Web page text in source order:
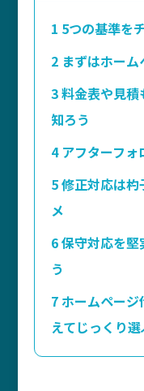
1 5つの基準を
2 まずはホー
3料金表や見積
知ろう
4アフターフォ
5修正対応は
メ
6保守対応を堅
う
7ホームページ
えてじっくり